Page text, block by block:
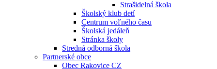
Strašidelná škola
Školský klub detí
Centrum voľného času
Školská jedáleň
Stránka školy
Stredná odborná škola
Partnerské obce
Obec Rakovice CZ